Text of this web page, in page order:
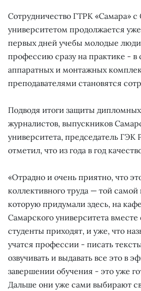
Сотрудничество ГТРК «Самара»
университетом продолжается
первых дней учебы молодые
профессию сразу на практике - в
аппаратных и монтажных
преподавателями становятся
Подводя итоги защиты
журналистов, выпускников
университета, председатель ГЭК
отметил, что из года в год
«Отрадно и очень приятно, что
коллективного труда — той
которую придумали здесь, на
Самарского университета
студенты приходят, и уже, что
учатся профессии - писать
озвучивать и выдавать все это в
завершении обучения - это уже
Дальше они уже сами выбирают